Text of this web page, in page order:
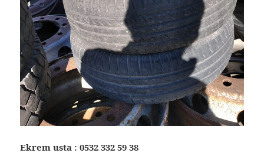
Ekrem usta :0532 332 59 38